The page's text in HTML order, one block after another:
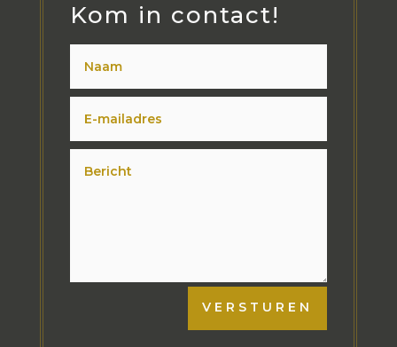
Kom in contact!
VERSTUREN